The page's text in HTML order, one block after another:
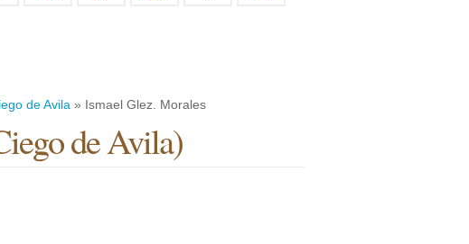
de Avila » Ismael Glez. Morales
de Avila)